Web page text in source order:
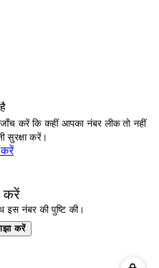
करें कि कहीं आपका नंबर लीक तो नहीं
सुरक्षा करें।
करें
इस नंबर की पुष्टि की।
करें